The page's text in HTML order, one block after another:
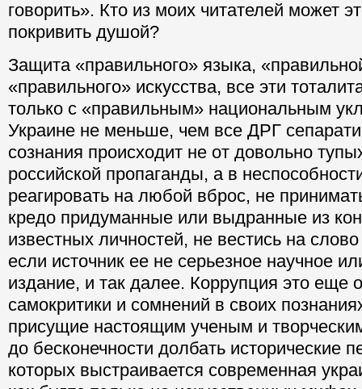
говорить». Кто из моих читателей может
покривить душой?
Защита «правильного» языка,
«правильного» искусства, все эти
только с «правильным» национальным
Украине не меньше, чем все ДРГ
сознания происходит не от довольно
российской пропаганды, а в
реагировать на любой вброс, не
кредо придуманные или выдранные из
известных личностей, не вестись на слово
если источник ее не серьезное научное
издание, и так далее. Коррупция это еще
самокритики и сомнений в своих
присущие настоящим ученым и
до бесконечности долбать исторические
которых выстраивается современная